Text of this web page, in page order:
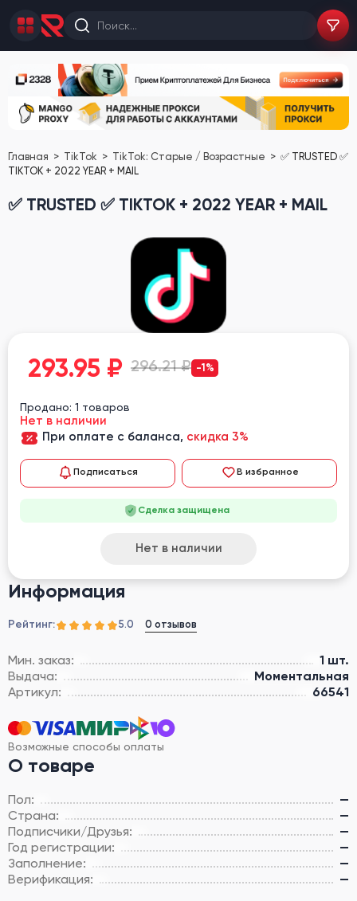
Главная TikTok TikTok: Старые / Возрастные
✅ TRUSTED ✅
TIKTOK + 2022 YEAR + MAIL
✅ TRUSTED ✅ TIKTOK + 2022 YEAR + MAIL
Информация
Рейтинг: 5.0 0 отзывов
Мин. заказ:
1 шт.
Выдача:
Моментальная
Артикул:
66541
Возможные способы оплаты
О товаре
Пол:
—
Страна:
—
Подписчики/Друзья:
—
Год регистрации:
—
Заполнение:
—
Верификация:
—
293.95 ₽ 296.21 ₽ -1%
Продано: 1 товаров
Нет в наличии
При оплате с баланса, скидка 3%
Подписаться В избранное
Сделка защищена
Нет в наличии